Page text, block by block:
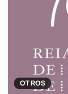
OTROS